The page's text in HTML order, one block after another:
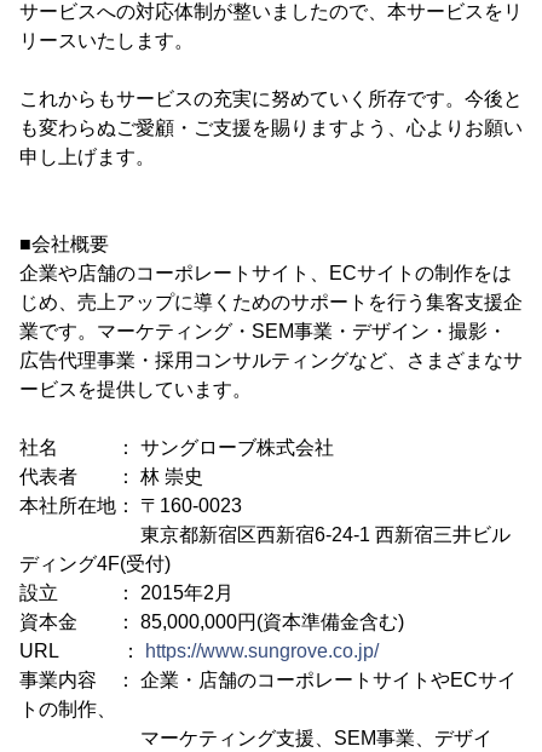
サービスへの対応体制が整いましたので、本サービスをリ
リースいたします。
これからもサービスの充実に努めていく所存です。今後と
も変わらぬご愛顧・ご支援を賜りますよう、心よりお願い
申し上げます。
■会社概要
企業や店舗のコーポレートサイト、ECサイトの制作をは
じめ、売上アップに導くためのサポートを行う集客支援企
業です。マーケティング・SEM事業・デザイン・撮影・
広告代理事業・採用コンサルティングなど、さまざまなサ
ービスを提供しています。
社名 ： サングローブ株式会社
代表者 ： 林 崇史
本社所在地： 〒160-0023
東京都新宿区西新宿6-24-1 西新宿三井ビル
ディング4F(受付)
設立 ： 2015年2月
資本金 ： 85,000,000円(資本準備金含む)
URL ：
https://www.sungrove.co.jp/
事業内容 ： 企業・店舗のコーポレートサイトやECサイ
トの制作、
マーケティング支援、SEM事業、デザイ